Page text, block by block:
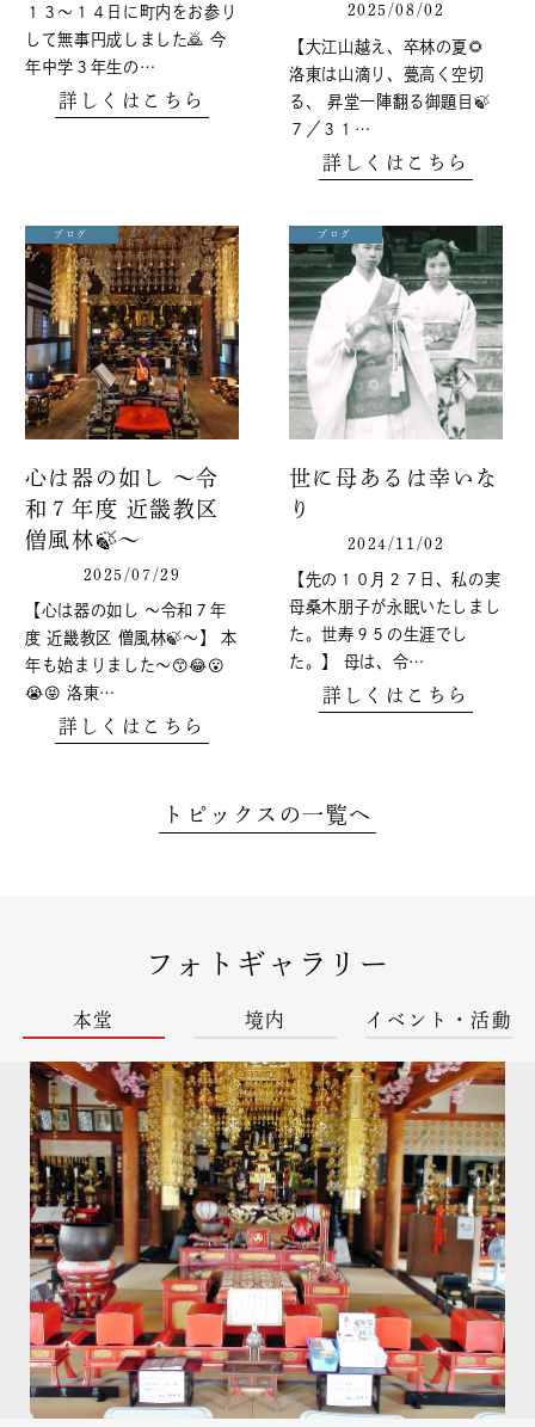
１３～１４日に町内をお参り
して無事円成しました🙇 今
年中学３年生の…
詳しくはこちら
2025/08/02
【大江山越え、卒林の夏🌻
洛東は山滴り、甍高く空切
る、 昇堂一陣翻る御題目🍃
７／３１…
詳しくはこちら
ブログ
心は器の如し ～令
和７年度 近畿教区
僧風林🍃～
2025/07/29
【心は器の如し ～令和７年
度 近畿教区 僧風林🍃～】 本
年も始まりました～😙😂😮
😭😝 洛東…
詳しくはこちら
ブログ
世に母あるは幸いな
り
2024/11/02
【先の１０月２７日、私の実
母桑木朋子が永眠いたしまし
た。世寿９５の生涯でし
た。】 母は、令…
詳しくはこちら
トピックスの一覧へ
フォトギャラリー
本堂 境内 イベント・活動